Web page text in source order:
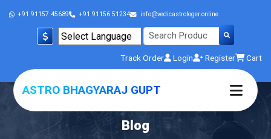
+91 91157 45689 +91 91156 51234 info@vedicastrologer.online
Translate
Track Order Login Register Cart
ASTRO BHAGYARAJ GUPT
Blog